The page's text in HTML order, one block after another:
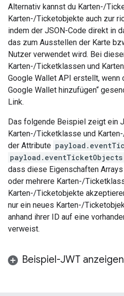
Alternativ kannst du Karten-/
Karten-/Ticketobjekte auch zur
indem der JSON-Code direkt in
das zum Ausstellen der Karte
Nutzer verwendet wird. Bei
Karten-/Ticketklassen und
Google Wallet API erstellt, wenn
Google Wallet hinzufügen“
Link.
Das folgende Beispiel zeigt ein
Karten-/Ticketklasse und
der Attribute
payload.eventTicketObjects
dass diese Eigenschaften
oder mehrere Karten-/
Karten-/Ticketobjekte
nur ein neues Karten-/
anhand ihrer ID auf eine
verweist.
Beispiel-JWT anzeigen